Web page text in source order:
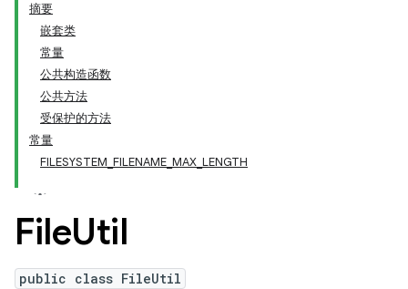
摘要
嵌套类
常量
公共构造函数
公共方法
受保护的方法
常量
FILESYSTEM_FILENAME_MAX_LENGTH
FileUtil
public class FileUtil